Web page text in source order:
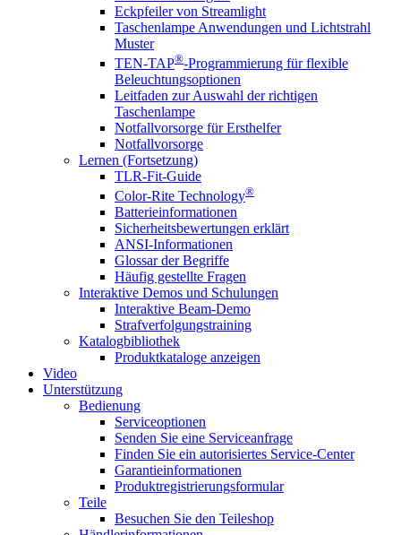
Eckpfeiler von Streamlight
Taschenlampe Anwendungen und Lichtstrahl
Muster
TEN-TAP®-Programmierung für flexible
Beleuchtungsoptionen
Leitfaden zur Auswahl der richtigen
Taschenlampe
Notfallvorsorge für Ersthelfer
Notfallvorsorge
Lernen (Fortsetzung)
TLR-Fit-Guide
Color-Rite Technology®
Batterieinformationen
Sicherheitsbewertungen erklärt
ANSI-Informationen
Glossar der Begriffe
Häufig gestellte Fragen
Interaktive Demos und Schulungen
Interaktive Beam-Demo
Strafverfolgungstraining
Katalogbibliothek
Produktkataloge anzeigen
Video
Unterstützung
Bedienung
Serviceoptionen
Senden Sie eine Serviceanfrage
Finden Sie ein autorisiertes Service-Center
Garantieinformationen
Produktregistrierungsformular
Teile
Besuchen Sie den Teileshop